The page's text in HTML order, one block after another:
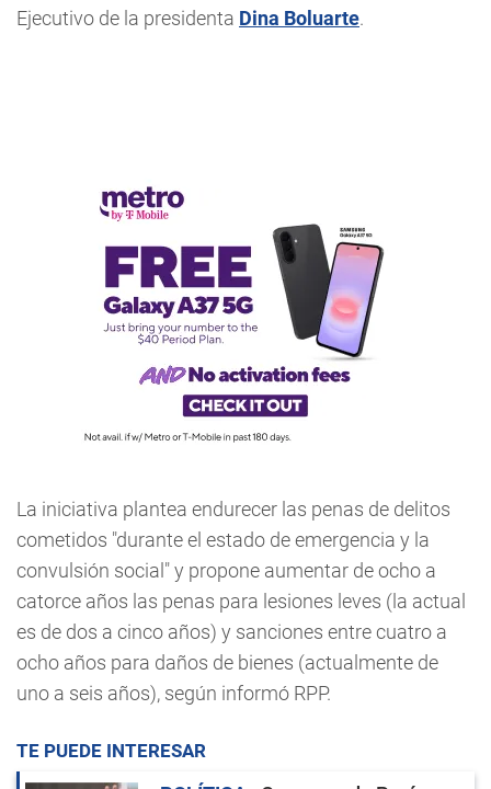
Ejecutivo de la presidenta Dina Boluarte.
La iniciativa plantea endurecer las penas de delitos
cometidos "durante el estado de emergencia y la
convulsión social" y propone aumentar de ocho a
catorce años las penas para lesiones leves (la actual
es de dos a cinco años) y sanciones entre cuatro a
ocho años para daños de bienes (actualmente de
uno a seis años), según informó RPP.
TE PUEDE INTERESAR